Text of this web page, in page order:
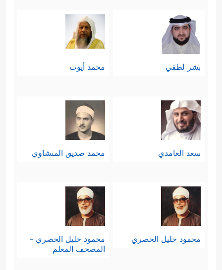
بشر لطفي محمد أيوب
سعد الغامدي محمد صديق المنشاوي
محمود خليل الحصري
محمود خليل الحصري -
المصحف المعلم